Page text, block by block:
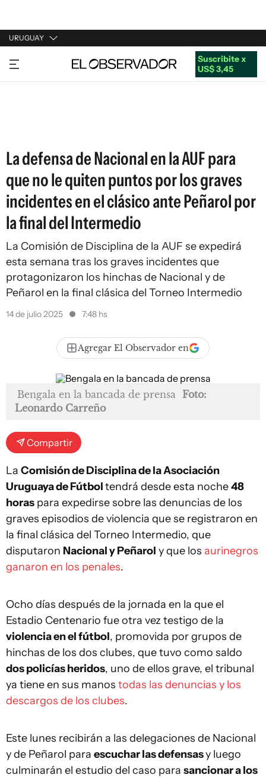
URUGUAY
URUGUAY
ARGENTINA
Suscribite x
US$ 3,45
La defensa de Nacional en la AUF para
que no le quiten puntos por los graves
incidentes en el clásico ante Peñarol por
la final del Intermedio
La Comisión de Disciplina de la AUF se expedirá
esta semana tras los graves incidentes que
protagonizaron los hinchas de Nacional y de
Peñarol en la final clásica del Torneo Intermedio
14 de julio 2025 7:48 hs
Agregar El Observador en
Bengala en la bancada de prensa Foto:
Leonardo Carreño
Compartir
La Comisión de Disciplina de la Asociación
Uruguaya de Fútboltendrá desde esta noche48
horas para expedirse sobre las denuncias de los
graves episodios de violencia que se registraron en
la final clásica del Torneo Intermedio, que
disputaron Nacional y Peñarol y que los aurinegros
ganaron en los penales.
Ocho días después de la jornada en la que el
Estadio Centenario fue otra vez testigo de la
violencia en el fútbol, promovida por grupos de
hinchas de los dos clubes, que tuvo como saldo
dos policías heridos, uno de ellos grave, el tribunal
ya tiene en sus manos todas las denuncias y los
descargos de los clubes.
Este lunes recibirán a las delegaciones de Nacional
y de Peñarol para escuchar las defensasy luego
culminarán el estudio del caso para sancionar a los